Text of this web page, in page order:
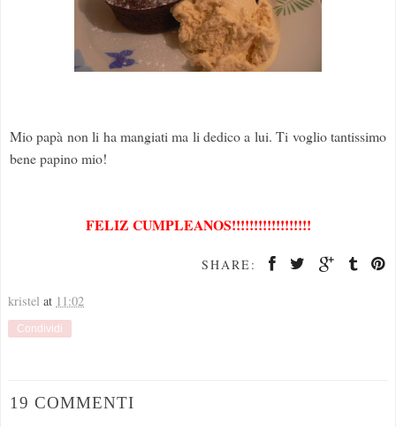
Mio papà non li ha mangiati ma li dedico a lui. Ti voglio tantissimo
bene papino mio!
FELIZ CUMPLEANOS!!!!!!!!!!!!!!!!!!
SHARE:
kristel at 11:02
Condividi
19 COMMENTI